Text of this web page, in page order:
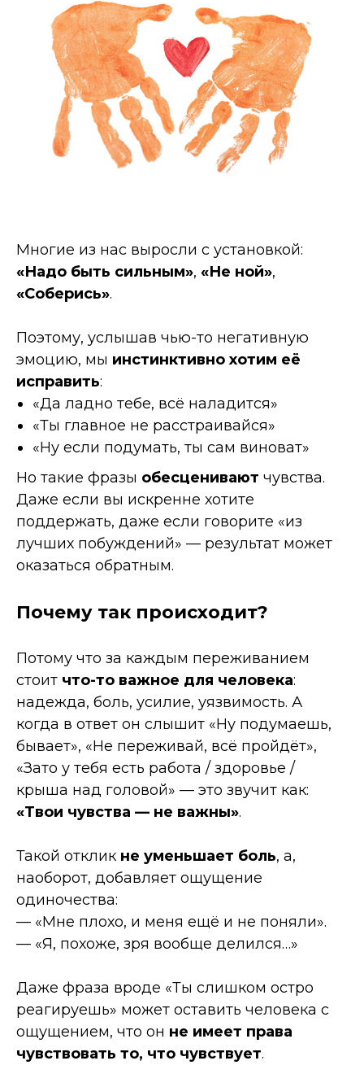
Многие из нас выросли с установкой:
«Надо быть сильным», «Не ной»,
«Соберись».
Поэтому, услышав чью-то негативную
эмоцию, мы инстинктивно хотим её
исправить:
«Да ладно тебе, всё наладится»
«Ты главное не расстраивайся»
«Ну если подумать, ты сам виноват»
Но такие фразы обесценивают чувства.
Даже если вы искренне хотите
поддержать, даже если говорите «из
лучших побуждений» — результат может
оказаться обратным.
Почему так происходит?
Потому что за каждым переживанием
стоит что-то важное для человека:
надежда, боль, усилие, уязвимость. А
когда в ответ он слышит «Ну подумаешь,
бывает», «Не переживай, всё пройдёт»,
«Зато у тебя есть работа / здоровье /
крыша над головой» — это звучит как:
«Твои чувства — не важны».
Такой отклик не уменьшает боль, а,
наоборот, добавляет ощущение
одиночества:
— «Мне плохо, и меня ещё и не поняли».
— «Я, похоже, зря вообще делился…»
Даже фраза вроде «Ты слишком остро
реагируешь» может оставить человека с
ощущением, что он не имеет права
чувствовать то, что чувствует.